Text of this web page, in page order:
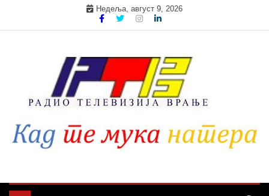
Недеља, август 9, 2026